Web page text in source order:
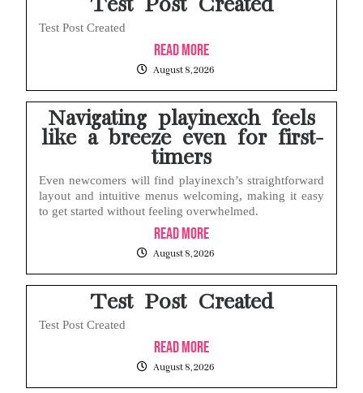
Test Post Created
Test Post Created
Read More
August 8, 2026
Navigating playinexch feels
like a breeze even for first-
timers
Even newcomers will find playinexch’s straightforward
layout and intuitive menus welcoming, making it easy
to get started without feeling overwhelmed.
Read More
August 8, 2026
Test Post Created
Test Post Created
Read More
August 8, 2026